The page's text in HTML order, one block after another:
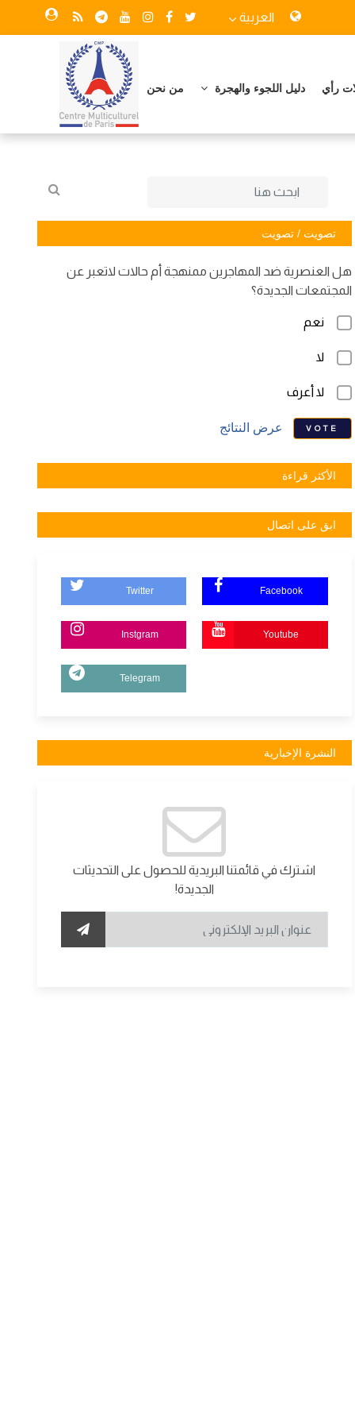
العربية
رأي دليل اللجوء والهجرة من نحن
تصويت / تصويت
هل العنصرية ضد المهاجرين ممنهجة أم حالات لاتعبر عن
المجتمعات الجديدة؟
نعم
لا
لا أعرف
VOTE عرض النتائج
الأكثر قراءة
ابق على اتصال
Twitter Facebook
Instgram Youtube
Telegram
النشرة الإخبارية
اشترك في قائمتنا البريدية للحصول على التحديثات
الجديدة!